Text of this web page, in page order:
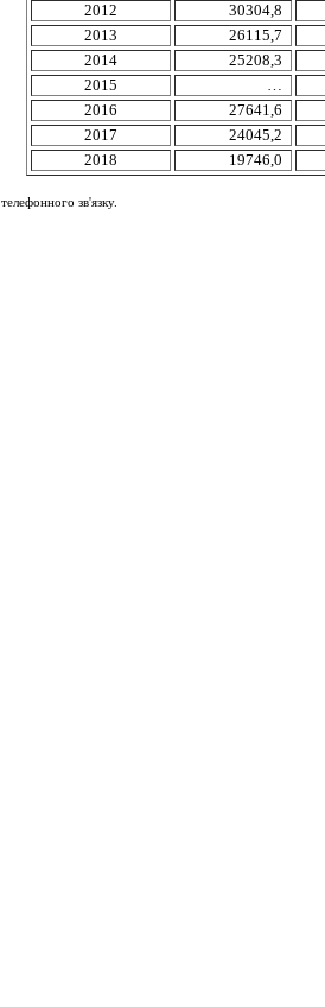
2012
30304,8
2013
26115,7
2014
25208,3
2015
…
2016
27641,6
2017
24045,2
2018
19746,0
телефонного зв'язку.